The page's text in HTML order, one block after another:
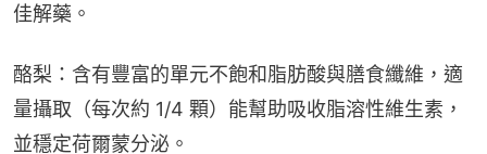
佳解藥。
酪梨：含有豐富的單元不飽和脂肪酸與膳食纖維，適
量攝取（每次約 1/4 顆）能幫助吸收脂溶性維生素，
並穩定荷爾蒙分泌。